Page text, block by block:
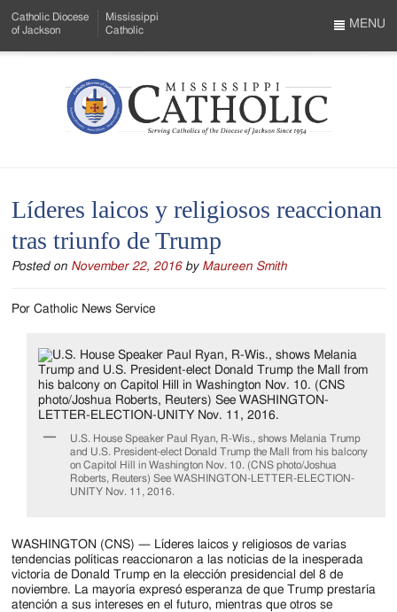
to
Menu
Content
Catholic Diocese
of Jackson
Mississippi
Catholic
Mississippi
Serving
Catholics
of
the
of
Jackson
Since
1954
MENU
Líderes laicos y religiosos reaccionan
tras triunfo de Trump
Posted on November 22, 2016 by Maureen Smith
Por Catholic News Service
U.S. House Speaker Paul Ryan, R-Wis., shows Melania Trump
and U.S. President-elect Donald Trump the Mall from his balcony
on Capitol Hill in Washington Nov. 10. (CNS photo/Joshua
Roberts, Reuters) See WASHINGTON-LETTER-ELECTION-
UNITY Nov. 11, 2016.
WASHINGTON (CNS) — Líderes laicos y religiosos de varias
tendencias políticas reaccionaron a las noticias de la inesperada
victoria de Donald Trump en la elección presidencial del 8 de
noviembre. La mayoría expresó esperanza de que Trump prestaría
atención a sus intereses en el futuro, mientras que otros se